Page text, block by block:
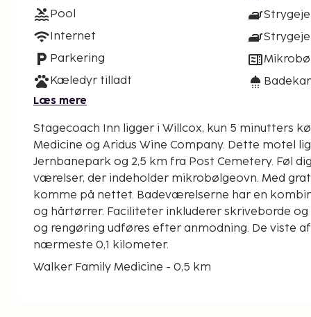
Pool
Internet
Parkering
Kæledyr tilladt
Læs mere
Stagecoach Inn ligger i Willcox, kun 5 minutters
Medicine og Aridus Wine Company. Dette motel ligger 2,5 km fra Historic
Jernbanepark og 2,5 km fra Post Cemetery. Føl
værelser, der indeholder mikrobølgeovn. Med
komme på nettet. Badeværelserne har en
og hårtørrer. Faciliteter inkluderer skriveborde
og rengøring udføres efter anmodning. De viste
nærmeste 0,1 kilometer.
Walker Family Medicine - 0,5 km